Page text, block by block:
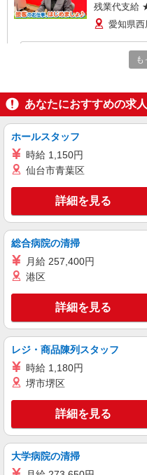
残業代支給 ★
+゜・。○。
万円支給(規定有) お友達を紹介頂くと,
ィブ支給(規定有) ★月2回払い・週
有）★ ゜・
愛知県
株式会社シエロ
携帯販売
時給
価制度あ
インセンティブ支給(
可能（規程
キープ
株式会社シエロ
【softbank
時給
業代支給 ★
+゜・。○。
万円支給(規定有) お友達を紹介頂く
ィブ支給(規定有) ★月2回払い・週
有）★ ゜・
愛知県西
キープ
派遣社員
【au】人気
月給
大13万） ［
○。・゜+゜
も
あなたにおすすめの求
ホールスタッフ
時給 1,150円
仙台市青葉区
詳細を見る
総合病院の清掃
月給 257,400円
港区
詳細を見る
レジ・商品陳列スタッフ
時給 1,180円
堺市堺区
詳細を見る
大学病院の清掃